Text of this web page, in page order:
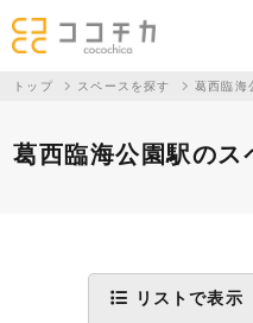
トップ スペースを探す 葛西臨海
葛西臨海公園駅のス
リストで表示